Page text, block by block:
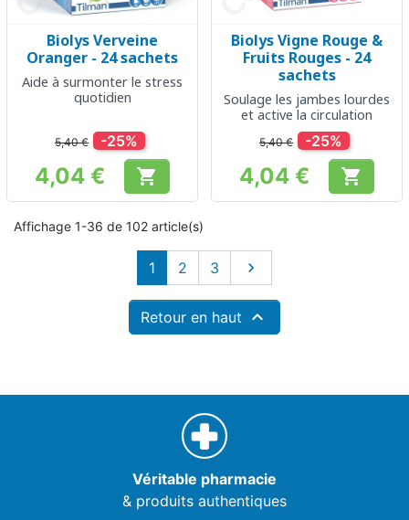
Biolys Verveine
Oranger - 24 sachets
Aide à surmonter le stress
quotidien
5,40 € -25%
Prix
4,04 € 
Biolys Vigne Rouge &
Fruits Rouges - 24
sachets
Soulage les jambes lourdes
et active la circulation
5,40 € -25%
Prix
4,04 € 
Affichage 1-36 de 102 article(s)
1 2 3 Suivant

Retour en haut 
Véritable pharmacie
& produits authentiques